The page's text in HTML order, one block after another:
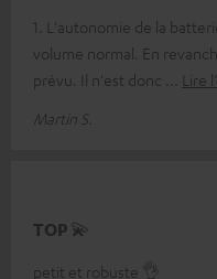
1. L'autonomie de la
volume normal. En
prévu. Il n'est donc
Martin S.
TOP 💫
petit et robuste 👌